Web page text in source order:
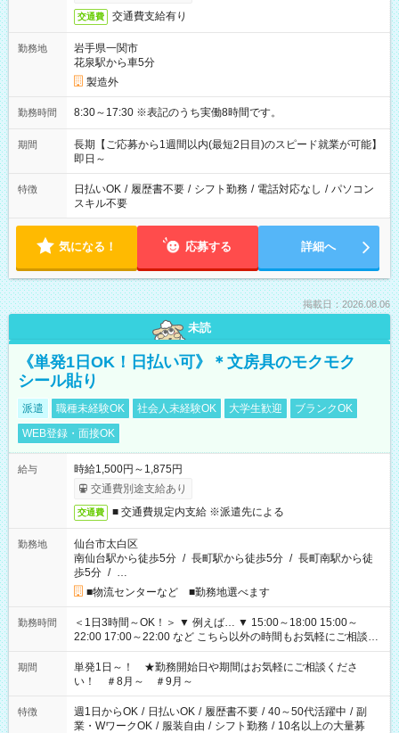
交通費 交通費支給有り
勤務地
岩手県一関市
花泉駅から車5分
製造外
勤務時間 8:30～17:30 ※表記のうち実働8時間です。
期間
長期【ご応募から1週間以内(最短2日目)のスピード就業が可能】
即日～
特徴 日払いOK / 履歴書不要 / シフト勤務 / 電話対応なし / パソコン
スキル不要
気になる！ 応募する 詳細へ
掲載日：2026.08.06
未読
《単発1日OK！日払い可》＊文房具のモクモク
シール貼り
派遣 職種未経験OK 社会人未経験OK 大学生歓迎
ブランクOK
WEB登録・面接OK
給与
時給1,500円～1,875円
交通費別途支給あり
交通費 ■ 交通費規定内支給 ※派遣先による
勤務地
仙台市太白区
南仙台駅から徒歩5分 / 長町駅から徒歩5分 / 長町南駅から徒
歩5分 / …
■物流センターなど ■勤務地選べます
勤務時間
＜1日3時間～OK！＞ ▼ 例えば… ▼ 15:00～18:00 15:00～
22:00 17:00～22:00 など こちら以外の時間もお気軽にご相談く
ださい！
期間
単発1日～！ ★勤務開始日や期間はお気軽にご相談くださ
い！ ＃8月～ ＃9月～
特徴 週1日からOK / 日払いOK / 履歴書不要 / 40～50代活躍中 / 副
業・WワークOK / 服装自由 / シフト勤務 / 10名以上の大量募